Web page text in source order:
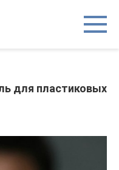
для пластиковых